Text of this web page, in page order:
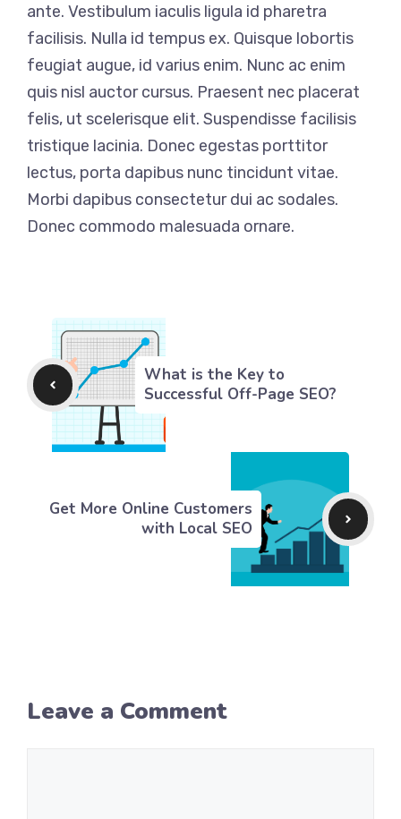
ante. Vestibulum iaculis ligula id pharetra
facilisis. Nulla id tempus ex. Quisque lobortis
feugiat augue, id varius enim. Nunc ac enim
quis nisl auctor cursus. Praesent nec placerat
felis, ut scelerisque elit. Suspendisse facilisis
tristique lacinia. Donec egestas porttitor
lectus, porta dapibus nunc tincidunt vitae.
Morbi dapibus consectetur dui ac sodales.
Donec commodo malesuada ornare.
What is the Key to
Successful Off-Page SEO?
Get More Online Customers
with Local SEO
Leave a Comment